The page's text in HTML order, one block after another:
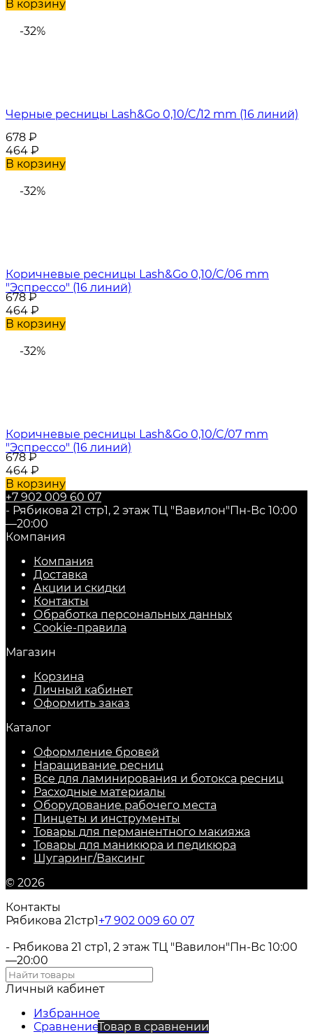
В корзину
-32%
Черные ресницы Lash&Go 0,10/C/12 mm (16 линий)
678 ₽
464 ₽
В корзину
-32%
Коричневые ресницы Lash&Go 0,10/C/06 mm
"Эспрессо" (16 линий)
678₽
464 ₽
В корзину
-32%
Коричневые ресницы Lash&Go 0,10/C/07 mm
"Эспрессо" (16 линий)
678₽
464 ₽
В корзину
+7 902 009 60 07
- Рябикова 21 стр1, 2 этаж ТЦ "Вавилон"Пн-Вс 10:00
—20:00
Компания
Компания
Доставка
Акции и скидки
Контакты
Обработка персональных данных
Cookie-правила
Магазин
Корзина
Личный кабинет
Оформить заказ
Каталог
Оформление бровей
Наращивание ресниц
Все для ламинирования и ботокса ресниц
Расходные материалы
Оборудование рабочего места
Пинцеты и инструменты
Товары для перманентного макияжа
Товары для маникюра и педикюра
Шугаринг/Ваксинг
© 2026
Контакты
Рябикова 21стр1+7 902 009 60 07
- Рябикова 21 стр1, 2 этаж ТЦ "Вавилон"Пн-Вс 10:00
—20:00
Личный кабинет
Избранное
СравнениеТовар в сравнении